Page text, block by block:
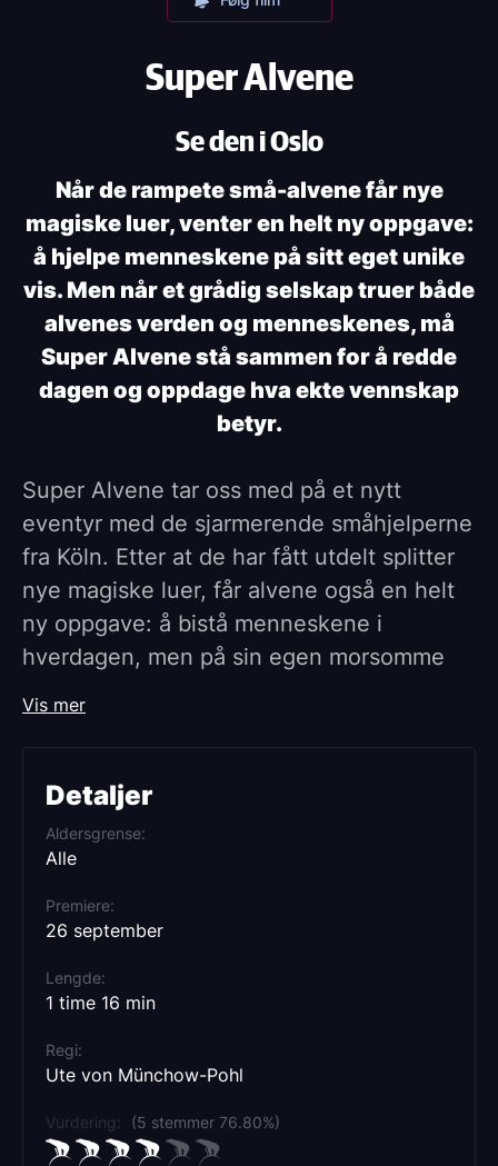
Detaljer
Aldersgrense
Alle
Premiere
26 september
Lengde
1 time 16 min
Regi
Ute von Münchow-Pohl
Vurdering: (5 stemmer 76.80%)
Super Alvene
Se den i Oslo
Når de rampete små-alvene får nye
magiske luer, venter en helt ny oppgave:
å hjelpe menneskene på sitt eget unike
vis. Men når et grådig selskap truer både
alvenes verden og menneskenes, må
Super Alvene stå sammen for å redde
dagen og oppdage hva ekte vennskap
betyr.
Super Alvene tar oss med på et nytt
eventyr med de sjarmerende småhjelperne
fra Köln. Etter at de har fått utdelt splitter
nye magiske luer, får alvene også en helt
ny oppgave: å bistå menneskene i
hverdagen, men på sin egen morsomme
selskap vil utnytte alvenes krefter for å
tjene penger. Nå må Super Alvene finne
motet til å gå ut av skyggene, bruke
Med en blanding av humor, action og
gjøre en stor forskjell – så lenge de holder
Vis mer